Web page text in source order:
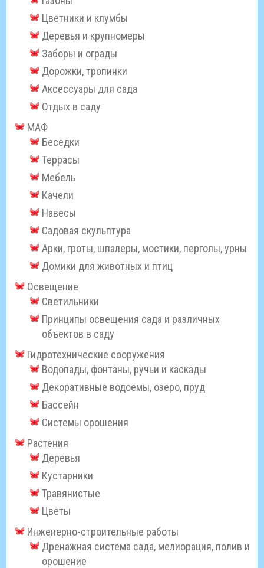
Цветники и клумбы
Деревья и крупномеры
Заборы и ограды
Дорожки, тропинки
Аксессуары для сада
Отдых в саду
МАФ
Беседки
Террасы
Мебель
Качели
Навесы
Садовая скульптура
Арки, гроты, шпалеры, мостики, перголы, урны
Домики для животных и птиц
Освещение
Светильники
Принципы освещения сада и различных
объектов в саду
Гидротехнические сооружения
Водопады, фонтаны, ручьи и каскады
Декоративные водоемы, озеро, пруд
Бассейн
Системы орошения
Растения
Деревья
Кустарники
Травянистые
Цветы
Инженерно-строительные работы
Дренажная система сада, мелиорация, полив и
орошение